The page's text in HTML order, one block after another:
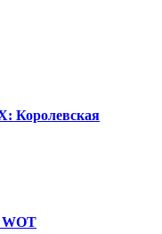
Королевская
WOT